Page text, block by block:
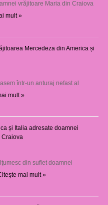
vrăjitoare Maria din Craiova
mult »
Mercedeza din America și
într-un anturaj nefast al
mult »
și Italia adresate doamnei
Craiova
din suflet doamnei
mai mult »